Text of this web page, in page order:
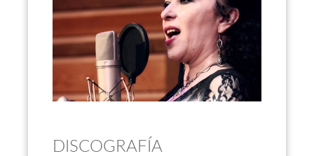
DISCOGRAFÍA